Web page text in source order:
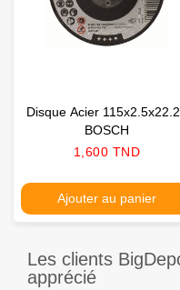
Disque Acier
BOSCH
Prix
1,600 TND
Ajouter au panier
Les clients
apprécié